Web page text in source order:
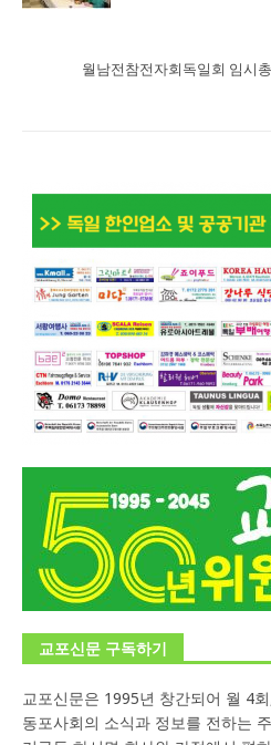
월남전참전자회독일회 임시
교포신문 구독하기
교포신문은 1995년 창간되어 월 4
동포사회의 소식과 정보를 전하는